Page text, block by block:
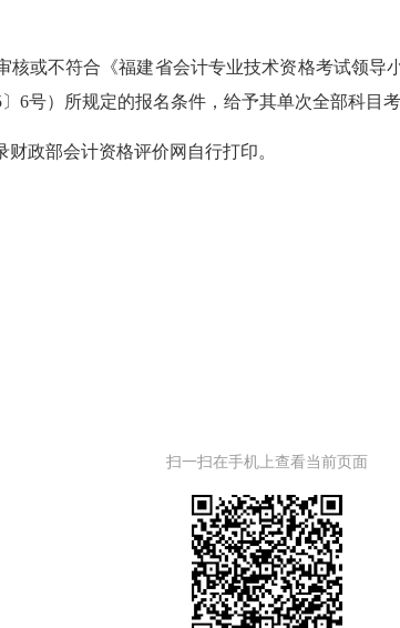
核或不符合《福建省会计专业技术资格考试领导
〕 6号）所规定的报名条件，给予其单次全部科目
政部会计资格评价网自行打印。
扫一扫在手机上查看当前页面